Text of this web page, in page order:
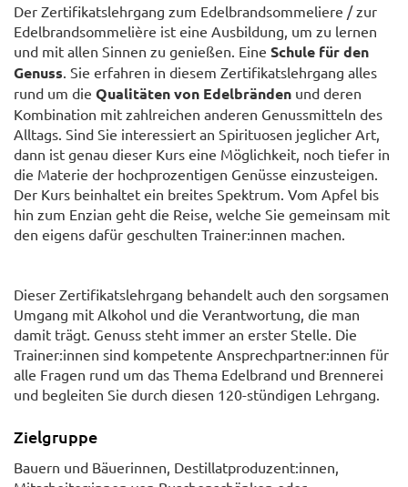
Der Zertifikatslehrgang zum Edelbrandsommeliere / zur
Edelbrandsommelière ist eine Ausbildung, um zu lernen
und mit allen Sinnen zu genießen. Eine Schule für den
Genuss . Sie erfahren in diesem Zertifikatslehrgang alles
rund um die Qualitäten von Edelbränden und deren
Kombination mit zahlreichen anderen Genussmitteln des
Alltags. Sind Sie interessiert an Spirituosen jeglicher Art,
dann ist genau dieser Kurs eine Möglichkeit, noch tiefer in
die Materie der hochprozentigen Genüsse einzusteigen.
Der Kurs beinhaltet ein breites Spektrum. Vom Apfel bis
hin zum Enzian geht die Reise, welche Sie gemeinsam mit
den eigens dafür geschulten Trainer:innen machen.
Dieser Zertifikatslehrgang behandelt auch den sorgsamen
Umgang mit Alkohol und die Verantwortung, die man
damit trägt. Genuss steht immer an erster Stelle. Die
Trainer:innen sind kompetente Ansprechpartner:innen für
alle Fragen rund um das Thema Edelbrand und Brennerei
und begleiten Sie durch diesen 120-stündigen Lehrgang.
Zielgruppe
Bauern und Bäuerinnen, Destillatproduzent:innen,